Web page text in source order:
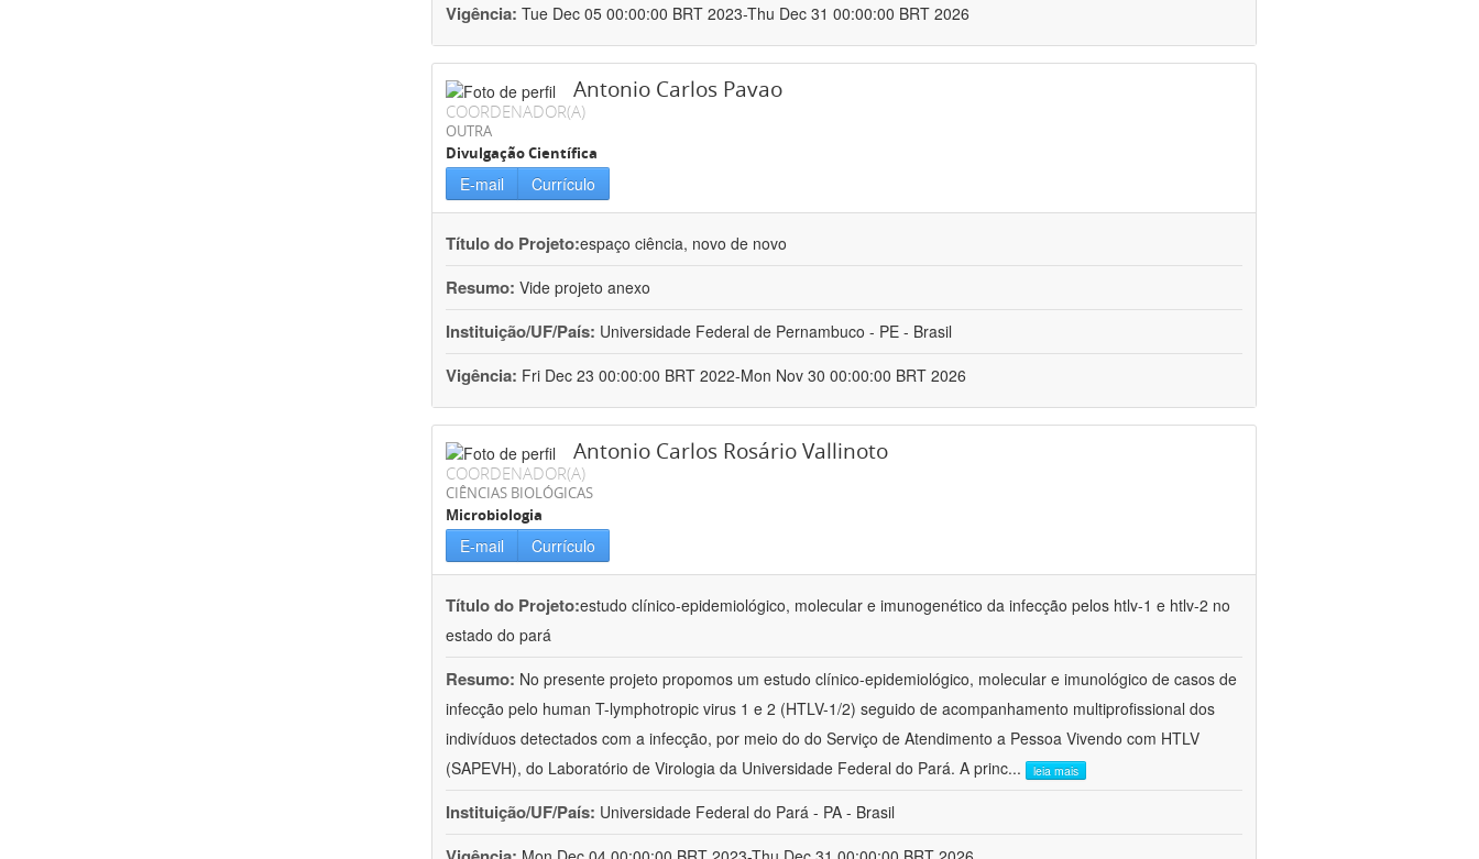
Vigência: Tue Dec 05 00:00:00 BRT 2023-Thu Dec 31 00:00:00 BRT 2026
Antonio Carlos Pavao
COORDENADOR(A)
OUTRA
Divulgação Científica
E-mail Currículo
Título do Projeto:espaço ciência, novo de novo
Resumo: Vide projeto anexo
Instituição/UF/País: Universidade Federal de Pernambuco - PE - Brasil
Vigência: Fri Dec 23 00:00:00 BRT 2022-Mon Nov 30 00:00:00 BRT 2026
Antonio Carlos Rosário Vallinoto
COORDENADOR(A)
CIÊNCIAS BIOLÓGICAS
Microbiologia
E-mail Currículo
Título do Projeto:estudo clínico-epidemiológico, molecular e imunogenético da infecção pelos htlv-1 e htlv-2 no
estado do pará
Resumo: No presente projeto propomos um estudo clínico-epidemiológico, molecular e imunológico de casos de
infecção pelo human T-lymphotropic virus 1 e 2 (HTLV-1/2) seguido de acompanhamento multiprofissional dos
indivíduos detectados com a infecção, por meio do do Serviço de Atendimento a Pessoa Vivendo com HTLV
(SAPEVH), do Laboratório de Virologia da Universidade Federal do Pará. A princ... leia mais
Instituição/UF/País: Universidade Federal do Pará - PA - Brasil